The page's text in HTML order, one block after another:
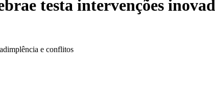
testa intervenções
e conflitos